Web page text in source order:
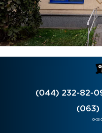
(044) 232-82-
(063)